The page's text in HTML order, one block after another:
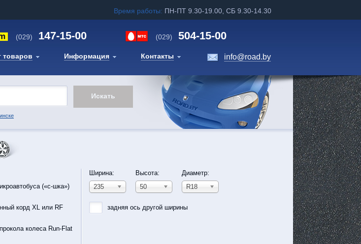
Время работы: ПН-ПТ 9.30-19.00, СБ 9.30-14.30
(029) 147-15-00 (029) 504-15-00
товаров Информация Контакты info@road.by
(«с-шка»)
корд XL или RF
колеса Run-Flat
Ширина:
235
Высота:
50
Диаметр:
R18
задняя ось другой ширины